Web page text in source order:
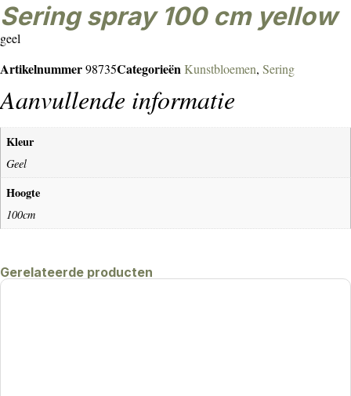
sering spray 100 cm yellow
geel
Artikelnummer98735CategorieënKunstbloemen, Sering
Aanvullende informatie
Kleur
Geel
Hoogte
100cm
Gerelateerde producten